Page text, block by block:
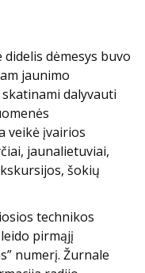
dėmesys buvo
jaunimo
dalyvauti
veikė įvairios
jaunalietuviai,
šokių
technikos
pirmąjį
numerį. Žurnale